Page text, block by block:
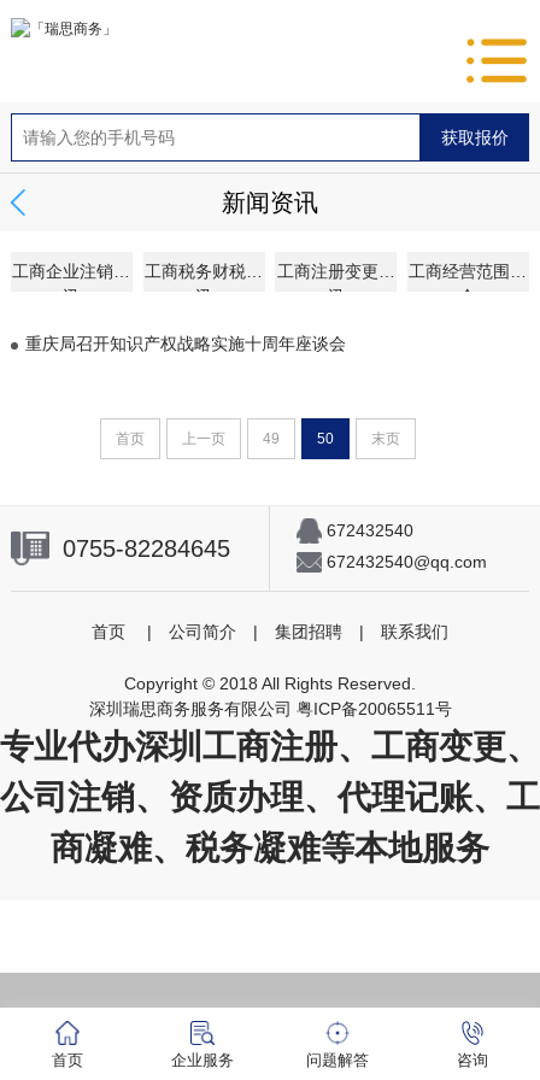
新闻资讯
工商企业注销资
讯
工商税务财税资
讯
工商注册变更资
讯
工商经营范围大
全
重庆局召开知识产权战略实施十周年座谈会
首页 上一页 49 50 末页
0755-82284645
672432540
672432540@qq.com
首页 | 公司简介 | 集团招聘 | 联系我们
Copyright © 2018 All Rights Reserved.
深圳瑞思商务服务有限公司 粤ICP备20065511号
专业代办深圳工商注册、工商变更、
公司注销、资质办理、代理记账、工
商凝难、税务凝难等本地服务
首页 企业服务 问题解答 咨询